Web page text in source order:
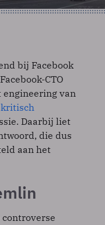
bij Facebook
CTO
engineering van
kritisch
Daarbij liet
die dus
aan het